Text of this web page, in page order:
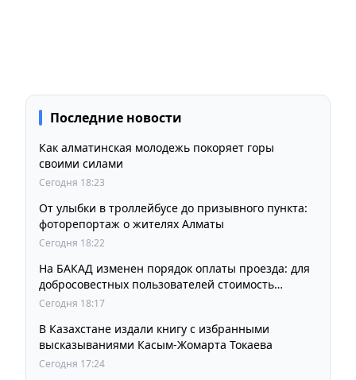
Последние новости
Как алматинская молодежь покоряет горы
своими силами
Сегодня 18:23
От улыбки в троллейбусе до призывного пункта:
фоторепортаж о жителях Алматы
Сегодня 18:22
На БАКАД изменен порядок оплаты проезда: для
добросовестных пользователей стоимость
остается прежней
Сегодня 18:17
В Казахстане издали книгу с избранными
высказываниями Касым-Жомарта Токаева
Сегодня 17:24